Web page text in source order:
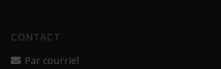
CONTACT
Par courriel